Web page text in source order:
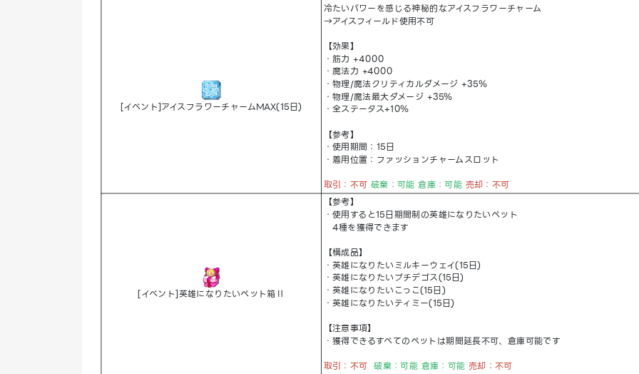
[イベント]アイスフラワーチャームMAX(15日)
冷たいパワーを感じる神秘的なアイスフラワーチャーム
→アイスフィールド使用不可
【効果】
・筋力 +4000
・魔法力 +4000
・物理/魔法クリティカルダメージ +35％
・物理/魔法最大ダメージ +35％
・全ステータス+10％
【参考】
・使用期間：15日
・着用位置：ファッションチャームスロット
取引：不可 破棄：可能 倉庫：可能 売却：不可
[イベント]英雄になりたいペット箱Ⅱ
【参考】
・使用すると15日期間制の英雄になりたいペット
4種を獲得できます
【構成品】
・英雄になりたいミルキーウェイ(15日)
・英雄になりたいプチデゴス(15日)
・英雄になりたいこっこ(15日)
・英雄になりたいティミー(15日)
【注意事項】
・獲得できるすべてのペットは期間延長不可、倉庫可能です
取引：不可破棄：可能 倉庫：可能 売却：不可